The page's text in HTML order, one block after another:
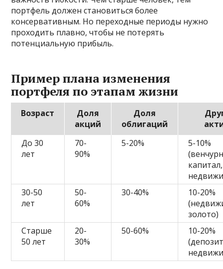
портфель должен становиться более
консервативным. Но переходные периоды нужно
проходить плавно, чтобы не потерять
потенциальную прибыль.
Пример плана изменения
портфеля по этапам жизни
Возраст
Доля
акций
Доля
облигаций
До 30
лет
70-
90%
5-20%
5-10%
капитал,
30-50
лет
50-
60%
30-40%
10-20%
золото)
Старше
50 лет
20-
30%
50-60%
10-20%